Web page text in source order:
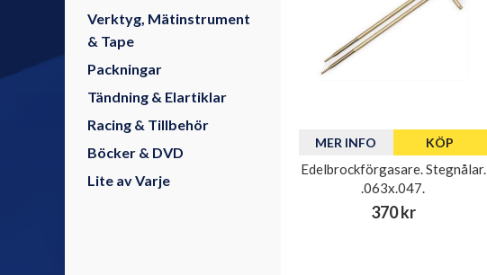
Verktyg, Mätinstrument
& Tape
Packningar
Tändning & Elartiklar
Racing & Tillbehör
Böcker & DVD
Lite av Varje
MER INFO KÖP
Edelbrockförgasare. Stegnålar.
.063x.047.
370 kr